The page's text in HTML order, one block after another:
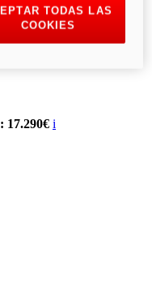
17.290€ i
TODAS LAS
COOKIES